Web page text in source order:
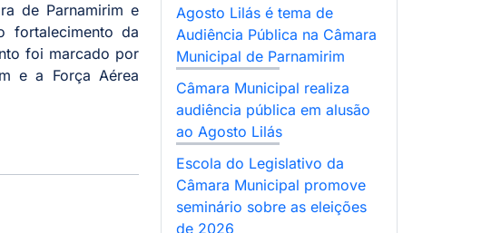
de Parnamirim e
fortalecimento da
foi marcado por
e a Força Aérea
Agosto Lilás é tema de
Audiência Pública na Câmara
Municipal de Parnamirim
Câmara Municipal realiza
audiência pública em alusão
ao Agosto Lilás
Escola do Legislativo da
Câmara Municipal promove
seminário sobre as eleições
de 2026